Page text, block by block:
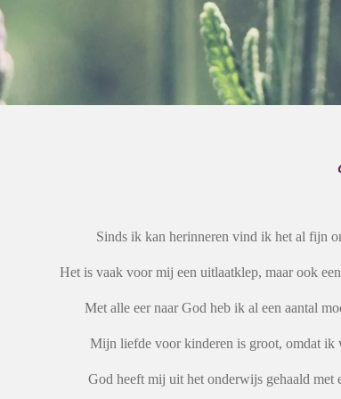
Sinds ik kan herinneren vind ik het al fijn
Het is vaak voor mij een uitlaatklep, maar ook
Met alle eer naar God heb ik al een aantal
Mijn liefde voor kinderen is groot, omdat
God heeft mij uit het onderwijs gehaald met